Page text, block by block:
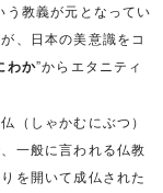
教義が元となってい
、日本の美意識をコ
わか”からエタニティ
（しゃかむにぶつ）
一般に言われる仏教
を開いて成仏された